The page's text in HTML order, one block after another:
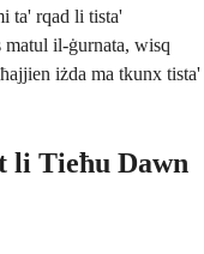
ta' rqad li tista'
matul il-ġurnata, wisq
iżda ma tkunx tista'
li Tieħu Dawn